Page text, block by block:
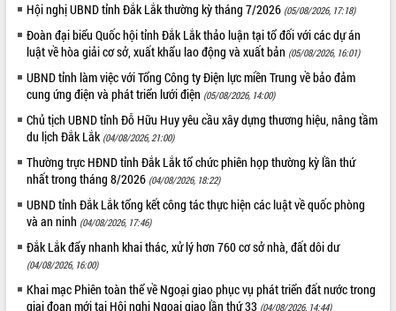
Hội nghị UBND tỉnh Đắk Lắk thường kỳ tháng 7/2026 (05/08/2026, 17:18)
Đoàn đại biểu Quốc hội tỉnh Đắk Lắk thảo luận tại tổ đối với các dự án
luật về hòa giải cơ sở, xuất khẩu lao động và xuất bản (05/08/2026, 16:01)
UBND tỉnh làm việc với Tổng Công ty Điện lực miền Trung về bảo đảm
cung ứng điện và phát triển lưới điện (05/08/2026, 14:00)
Chủ tịch UBND tỉnh Đỗ Hữu Huy yêu cầu xây dựng thương hiệu, nâng tầm
du lịch Đắk Lắk (04/08/2026, 21:00)
Thường trực HĐND tỉnh Đắk Lắk tổ chức phiên họp thường kỳ lần thứ
nhất trong tháng 8/2026 (04/08/2026, 18:22)
UBND tỉnh Đắk Lắk tổng kết công tác thực hiện các luật về quốc phòng
và an ninh (04/08/2026, 17:46)
Đắk Lắk đẩy nhanh khai thác, xử lý hơn 760 cơ sở nhà, đất dôi dư
(04/08/2026, 16:00)
Khai mạc Phiên toàn thể về Ngoại giao phục vụ phát triển đất nước trong
giai đoạn mới tại Hội nghị Ngoại giao lần thứ 33 (04/08/2026, 14:44)